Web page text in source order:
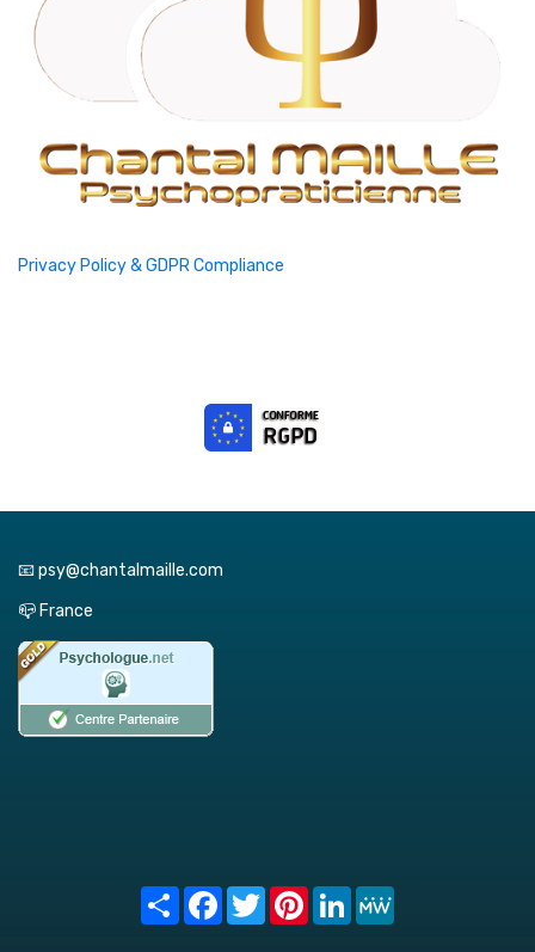
Privacy Policy & GDPR Compliance
📧 psy@chantalmaille.com
📪 France
Share FacebookTwitterPinterest
LinkedIn